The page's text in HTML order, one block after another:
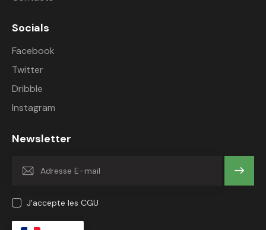
Socials
Facebook
Twitter
Dribble
Instagram
Newsletter
OK
J'accepte les CGU